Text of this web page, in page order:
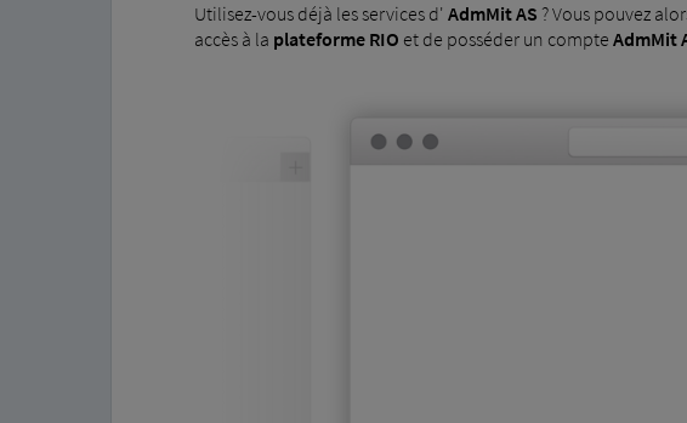
Utilisez-vous déjà les services d' AdmMit AS ? Vous pouvez
accès à la plateforme RIO et de posséder un compte AdmMit